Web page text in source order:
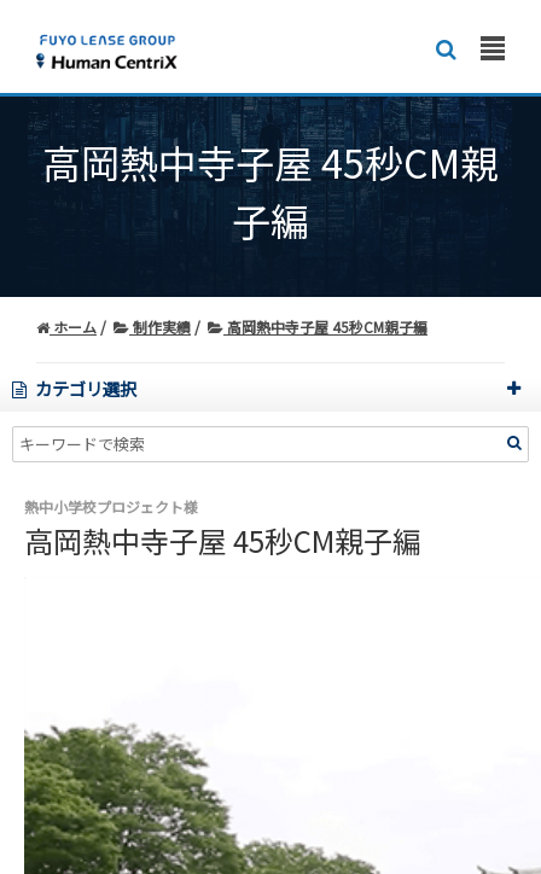
高岡熱中寺子屋 45秒CM親
子編
ホーム 制作実績 高岡熱中寺子屋 45秒CM親子編
カテゴリ選択
熱中小学校プロジェクト様
高岡熱中寺子屋 45秒CM親子編